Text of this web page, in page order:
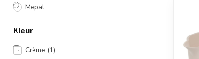
Mepal
Kleur
Crème (1)